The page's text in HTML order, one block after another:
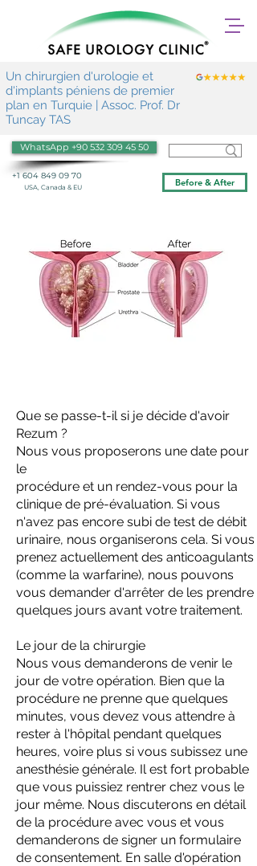
Un chirurgien d'urologie et
d'implants péniens de premier
plan en Turquie | Assoc. Prof. Dr
Tuncay TAS
+1 604 849 09 70
USA, Canada & EU
WhatsApp +90 532 309 45 50
Before & After
Que se passe-t-il si je décide d'avoir
Rezum ?
Nous vous proposerons une date pour
le
procédure et un rendez-vous pour la
clinique de pré-évaluation. Si vous
n'avez pas encore subi de test de débit
urinaire, nous organiserons cela. Si vous
prenez actuellement des anticoagulants
(comme la warfarine), nous pouvons
vous demander d'arrêter de les prendre
quelques jours avant votre traitement.
Le jour de la chirurgie
Nous vous demanderons de venir le
jour de votre opération. Bien que la
procédure ne prenne que quelques
minutes, vous devez vous attendre à
rester à l'hôpital pendant quelques
heures, voire plus si vous subissez une
anesthésie générale. Il est fort probable
que vous puissiez rentrer chez vous le
jour même. Nous discuterons en détail
de la procédure avec vous et vous
demanderons de signer un formulaire
de consentement. En salle d'opération